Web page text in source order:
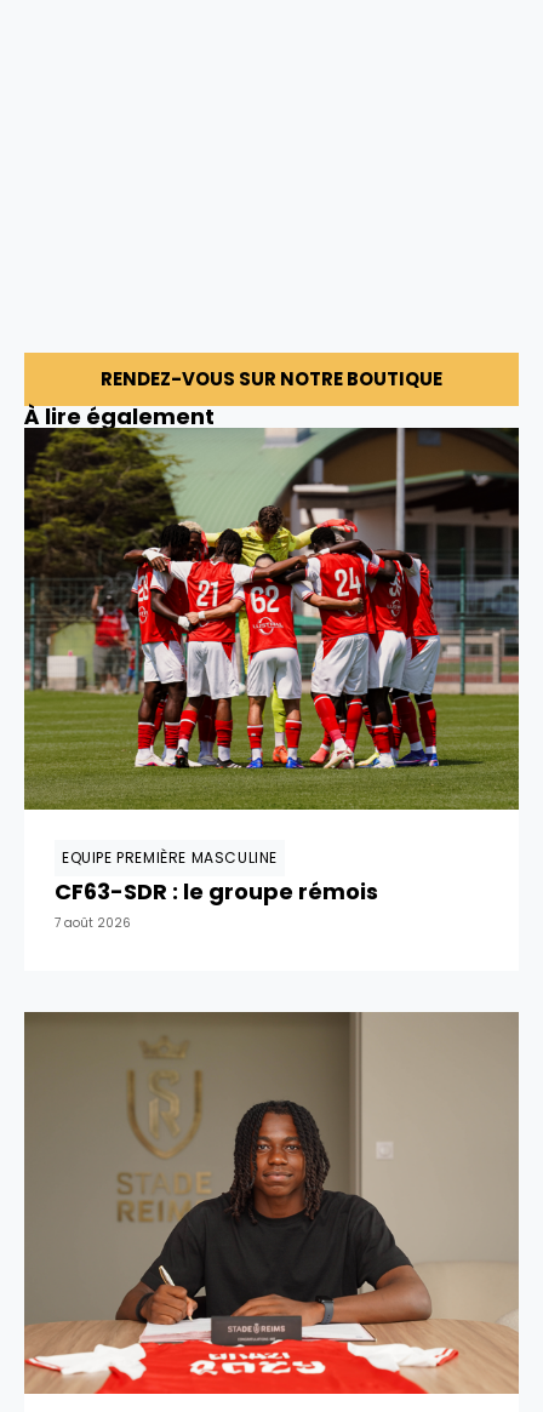
RENDEZ-VOUS SUR NOTRE BOUTIQUE
À lire également
EQUIPE PREMIÈRE MASCULINE
CF63-SDR : le groupe rémois
7 août 2026